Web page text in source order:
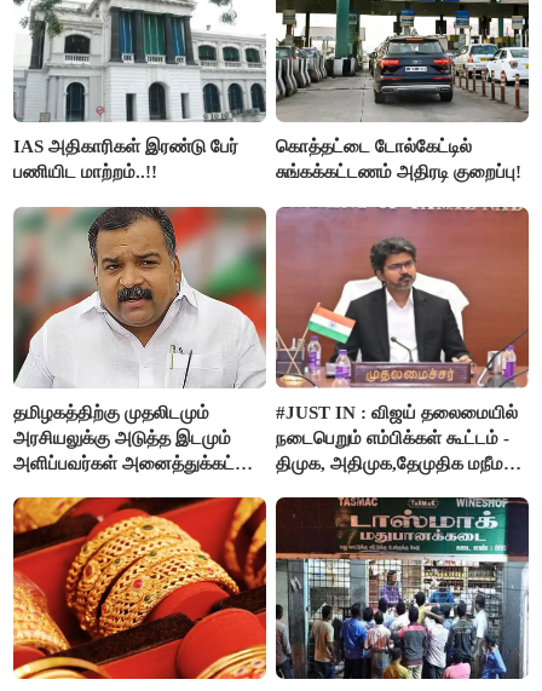
IAS அதிகாரிகள் இரண்டு பேர்
பணியிட மாற்றம்..!!
கொத்தட்டை டோல்கேட்டில்
சுங்கக்கட்டணம் அதிரடி குறைப்பு!
தமிழகத்திற்கு முதலிடமும்
அரசியலுக்கு அடுத்த இடமும்
அளிப்பவர்கள் அனைத்துக்கட்சி
பங்கேற்பார்கள் - மாணிக்கம்
தாகூர்..!!
#JUST IN : விஜய் தலைமையில்
நடைபெறும் எம்பிக்கள் கூட்டம் -
திமுக, அதிமுக,தேமுதிக மநீம